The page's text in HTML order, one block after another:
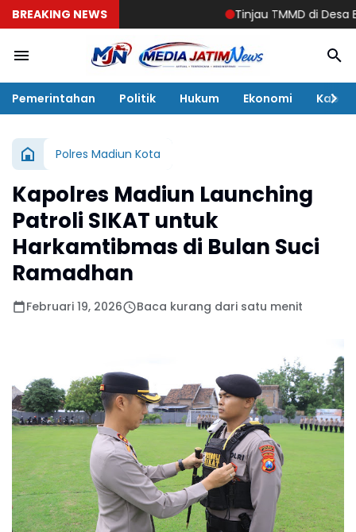
BREAKING NEWS Tinjau TMMD di Desa Bulu
Pemerintahan Politik Hukum Ekonomi Kabar
Polres Madiun Kota
Kapolres Madiun Launching
Patroli SIKAT untuk
Harkamtibmas di Bulan Suci
Ramadhan
Februari 19, 2026 Baca kurang dari satu menit